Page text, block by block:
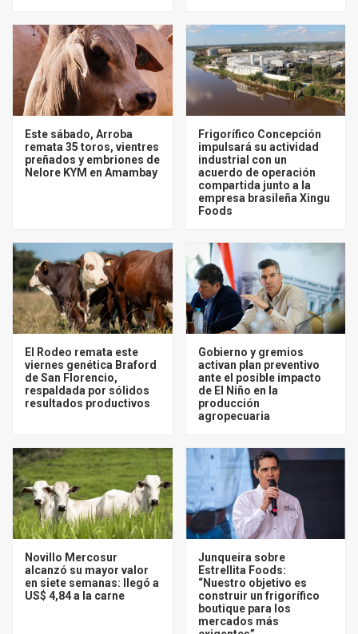
Este sábado, Arroba
remata 35 toros, vientres
preñados y embriones de
Nelore KYM en Amambay
Frigorífico Concepción
impulsará su actividad
industrial con un
acuerdo de operación
compartida junto a la
empresa brasileña Xingu
Foods
El Rodeo remata este
viernes genética Braford
de San Florencio,
respaldada por sólidos
resultados productivos
Gobierno y gremios
activan plan preventivo
ante el posible impacto
de El Niño en la
producción
agropecuaria
Novillo Mercosur
alcanzó su mayor valor
en siete semanas: llegó a
US$ 4,84 a la carne
Junqueira sobre
Estrellita Foods:
“Nuestro objetivo es
construir un frigorífico
boutique para los
mercados más